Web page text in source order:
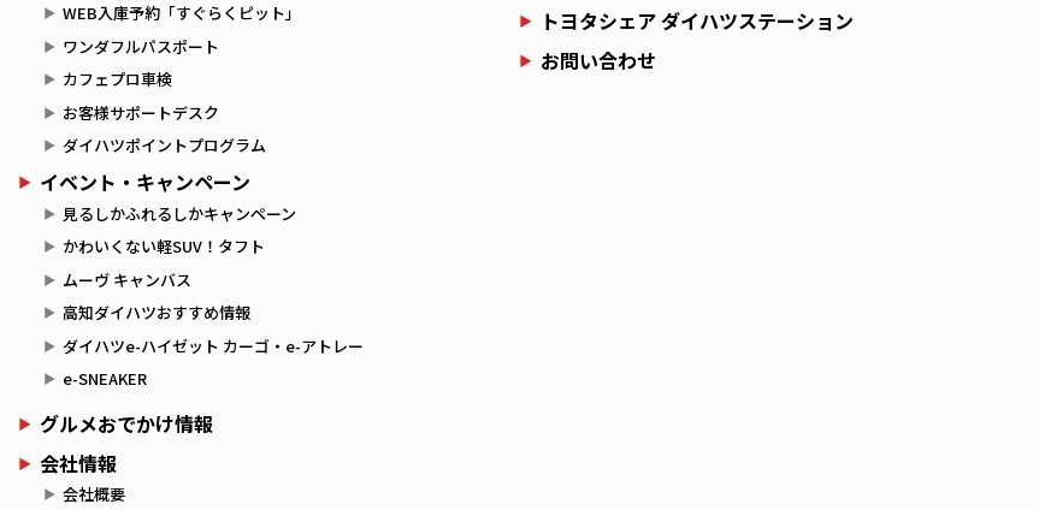
WEB入庫予約「すぐらくピット」
ワンダフルパスポート
カフェプロ車検
お客様サポートデスク
ダイハツポイントプログラム
イベント・キャンペーン
見るしかふれるしかキャンペーン
かわいくない軽SUV！タフト
ムーヴ キャンバス
高知ダイハツおすすめ情報
ダイハツe-ハイゼット カーゴ・e-アトレー
e-SNEAKER
グルメおでかけ情報
会社情報
会社概要
トヨタシェア ダイハツステーション
お問い合わせ